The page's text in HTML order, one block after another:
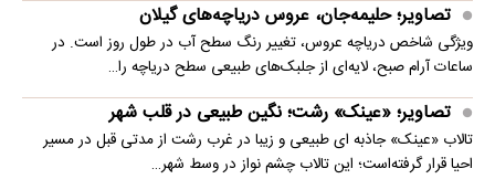
تصاویر؛ حلیمه‌جان، عروس دریاچه‌های گیلان
ویژگی شاخص دریاچه عروس، تغییر رنگ سطح آب در طول روز است. در
ساعات آرام صبح، لایه‌ای از جلبک‌های طبیعی سطح دریاچه را…
تصاویر؛ «عینک» رشت؛ نگین طبیعی در قلب شهر
تالاب «عینک» جاذبه ای طبیعی و زیبا در غرب رشت از مدتی قبل در مسیر
احیا قرار گرفته‌است؛ این تالاب چشم نواز در وسط شهر…